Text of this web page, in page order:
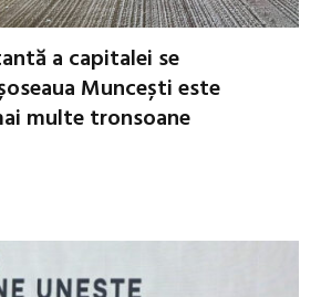
a capitalei se
Muncești este
multe tronsoane